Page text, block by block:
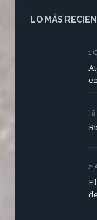
LO MÁS
1
19
2